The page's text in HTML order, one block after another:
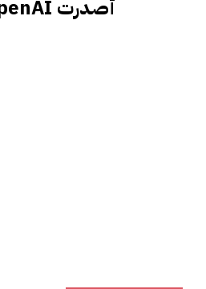
أصدرت OpenAI للتو إجابتها على كلود ميثوس